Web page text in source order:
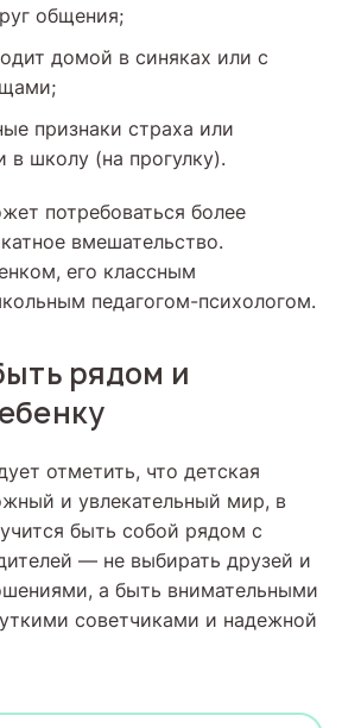
общения;
домой в синяках или с
признаки страха или
в школу (на прогулку).
потребоваться более
вмешательство.
его классным
педагогом-психологом.
рядом и
отметить, что детская
и увлекательный мир, в
быть собой рядом с
— не выбирать друзей и
а быть внимательными
советчиками и надежной